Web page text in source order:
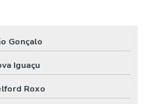
Gonçalo
Iguaçu
Roxo